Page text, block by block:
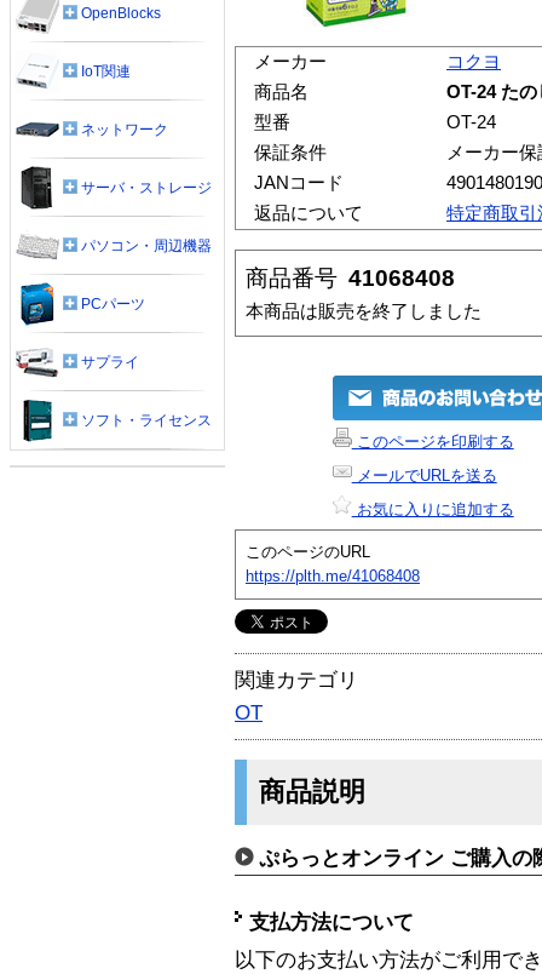
メーカー
コクヨ
商品名
OT-24 た
型番
OT-24
保証条件
メーカー保
JANコード
返品について
特定商取
商品番号 41068408
本商品は販売を終了しました
このページを印刷する
メールでURLを送る
お気に入りに追加する
このページのURL
https://plth.me/41068408
関連カテゴリ
OT
商品説明
ぷらっとオンライン ご購入の
支払方法について
以下のお支払い方法がご利用で
OpenBlocks
IoT関連
ネットワーク
サーバ・ストレージ
パソコン・周辺機器
PCパーツ
サプライ
ソフト・ライセンス